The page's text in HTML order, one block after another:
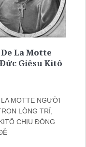
La Motte
Giêsu Kitô
MOTTE NGƯỜI
LÒNG TRÍ,
CHỊU ĐÓNG